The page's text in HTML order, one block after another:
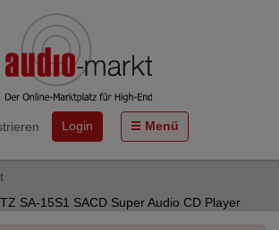
Login Menü
SA-15S1 SACD Super Audio CD Player